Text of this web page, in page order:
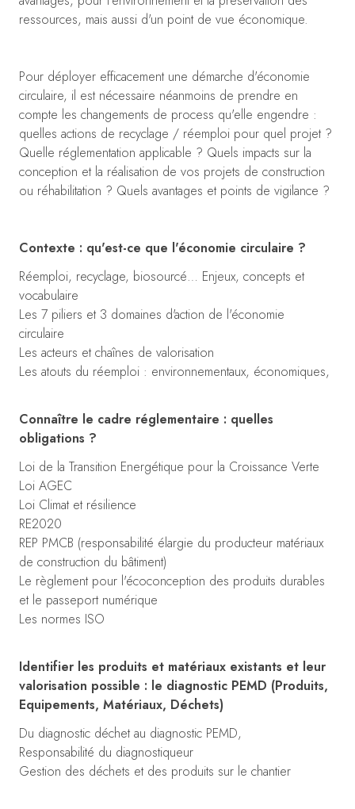
ressources, mais aussi d'un point de vue économique.
Pour déployer efficacement une démarche d'économie
circulaire, il est nécessaire néanmoins de prendre en
compte les changements de process qu'elle engendre :
quelles actions de recyclage / réemploi pour quel projet ?
Quelle réglementation applicable ? Quels impacts sur la
conception et la réalisation de vos projets de construction
ou réhabilitation ? Quels avantages et points de vigilance ?
Contexte : qu'est-ce que l'économie circulaire ?
Réemploi, recyclage, biosourcé… Enjeux, concepts et
vocabulaire
Les 7 piliers et 3 domaines d'action de l'économie
circulaire
Les acteurs et chaînes de valorisation
Les atouts du réemploi : environnementaux, économiques,
Connaître le cadre réglementaire : quelles
obligations ?
Loi de la Transition Energétique pour la Croissance Verte
Loi AGEC
Loi Climat et résilience
RE2020
REP PMCB (responsabilité élargie du producteur matériaux
de construction du bâtiment)
Le règlement pour l'écoconception des produits durables
et le passeport numérique
Les normes ISO
Identifier les produits et matériaux existants et leur
valorisation possible : le diagnostic PEMD (Produits,
Equipements, Matériaux, Déchets)
Du diagnostic déchet au diagnostic PEMD,
Responsabilité du diagnostiqueur
Gestion des déchets et des produits sur le chantier